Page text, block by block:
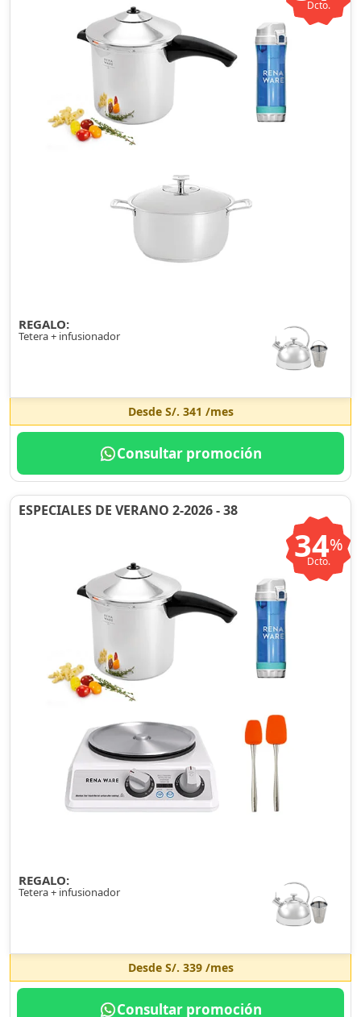
Dcto.
REGALO:
Tetera + infusionador
Desde S/. 341 /mes
Consultar promoción
ESPECIALES DE VERANO 2-2026 - 38
34%
Dcto.
REGALO:
Tetera + infusionador
Desde S/. 339/mes
Consultar promoción